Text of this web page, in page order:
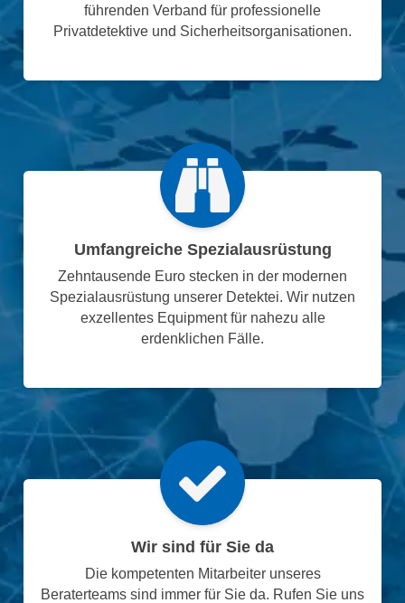
führenden Verband für professionelle
Privatdetektive und Sicherheitsorganisationen.
Umfangreiche Spezialausrüstung
Zehntausende Euro stecken in der modernen
Spezialausrüstung unserer Detektei. Wir nutzen
exzellentes Equipment für nahezu alle
erdenklichen Fälle.
Wir sind für Sie da
Die kompetenten Mitarbeiter unseres
Beraterteams sind immer für Sie da. Rufen Sie uns